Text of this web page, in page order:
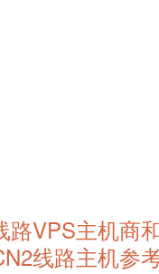
路VPS主机商
线路主机参